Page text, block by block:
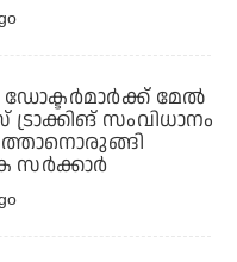
മേല്‍
ട്രാക്കിങ് സംവിധാനം
സര്‍ക്കാര്‍